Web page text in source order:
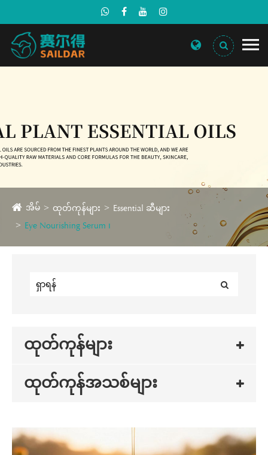
အိမ် ထုတ်ကုန်များ
Essential ဆီများ
Eye Nourishing Serum ၊
ထုတ်ကုန်များ
ထုတ်ကုန်အသစ်များ